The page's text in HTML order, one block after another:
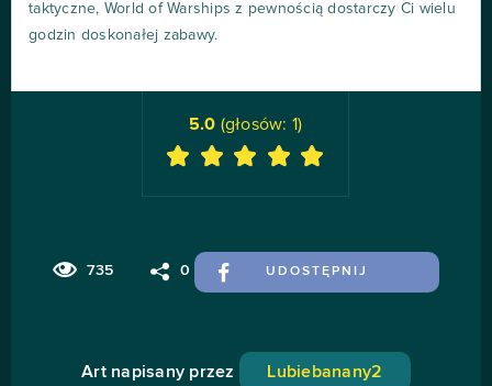
taktyczne, World of Warships z pewnością dostarczy Ci wielu
godzin doskonałej zabawy.
735 0 UDOSTĘPNIJ
5.0 (głosów: 1)
Art napisany przez Lubiebanany2